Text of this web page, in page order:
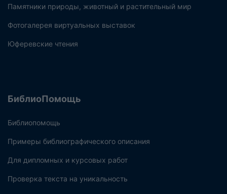
Памятники природы, животный и растительный мир
Фотогалерея виртуальных выставок
Юферевские чтения
БиблиоПомощь
Библиопомощь
Примеры библиографического описания
Для дипломных и курсовых работ
Проверка текста на уникальность